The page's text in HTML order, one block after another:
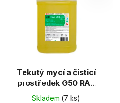
Tekutý mycí a čisticí
prostředek G50 RAJ
UNI, 5 l
Skladem (7 ks)